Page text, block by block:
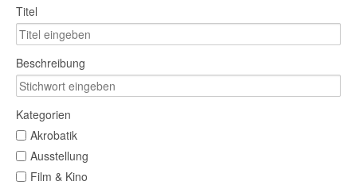
Titel
Beschreibung
Kategorien
Akrobatik
Ausstellung
Film & Kino